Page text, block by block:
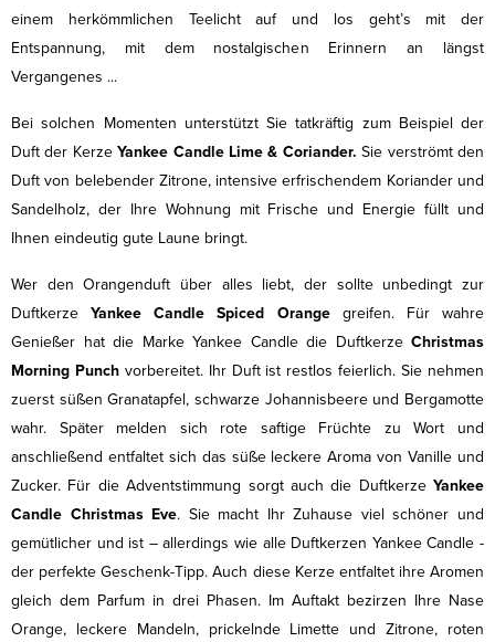
einem herkömmlichen Teelicht auf und los geht’s mit der
Entspannung, mit dem nostalgischen Erinnern an längst
Vergangenes ...
Bei solchen Momenten unterstützt Sie tatkräftig zum Beispiel der
Duft der KerzeYankee Candle Lime & Coriander. Sie verströmt den
Duft von belebender Zitrone, intensive erfrischendem Koriander und
Sandelholz, der Ihre Wohnung mit Frische und Energie füllt und
Ihnen eindeutig gute Laune bringt.
Wer den Orangenduft über alles liebt, der sollte unbedingt zur
DuftkerzeYankee Candle Spiced Orangegreifen. Für wahre
Genießer hat die Marke Yankee Candle die Duftkerze Christmas
Morning Punchvorbereitet. Ihr Duft ist restlos feierlich. Sie nehmen
zuerst süßen Granatapfel, schwarze Johannisbeere und Bergamotte
wahr. Später melden sich rote saftige Früchte zu Wort und
anschließend entfaltet sich das süße leckere Aroma von Vanille und
Zucker. Für die Adventstimmung sorgt auch die Duftkerze Yankee
Candle Christmas Eve. Sie macht Ihr Zuhause viel schöner und
gemütlicher und ist – allerdings wie alle Duftkerzen Yankee Candle -
der perfekte Geschenk-Tipp. Auch diese Kerze entfaltet ihre Aromen
gleich dem Parfum in drei Phasen. Im Auftakt bezirzen Ihre Nase
Orange, leckere Mandeln, prickelnde Limette und Zitrone, roten